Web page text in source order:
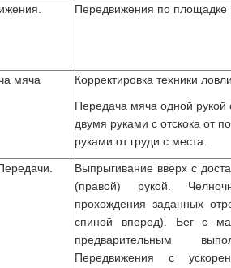
Передвижения по площадке
мяча
Корректировка техники
Передача мяча одной рукой
двумя руками с отскока от
руками от груди с места.
Выпрыгивание вверх с
(правой) рукой.
прохождения заданных
спиной вперед). Бег с
предварительным
Передвижения с